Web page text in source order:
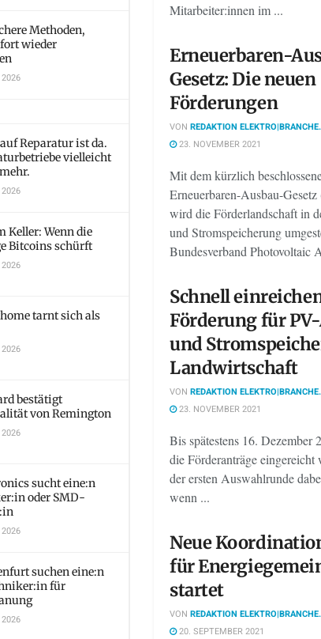
Methoden,
wieder
Reparatur ist da.
vielleicht
Keller: Wenn die
Bitcoins schürft
tarnt sich als
bestätigt
von Remington
sucht eine:n
oder SMD-
suchen eine:n
für
Mitarbeiter:innen im ...
Erneuerbaren-
Gesetz: Die neuen
Förderungen
VON REDAKTION
23. NOVEMBER 2021
Mit dem kürzlich
Erneuerbaren-Ausbau-
wird die Förderlandschaft in
und Stromspeicherung
Bundesverband Photovoltaic
Schnell
Förderung für
und
Landwirtschaft
VON REDAKTION
23. NOVEMBER 2021
Bis spätestens 16. Dezember
die Förderanträge eingereicht
der ersten Auswahlrunde
wenn ...
Neue
für
startet
VON REDAKTION
20. SEPTEMBER 2021